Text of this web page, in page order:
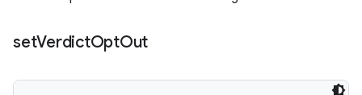
setVerdictOptOut